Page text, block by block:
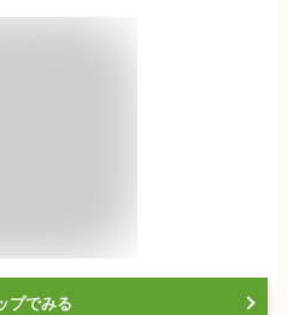
プでみる